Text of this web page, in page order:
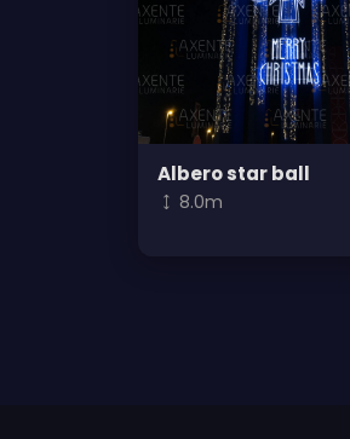
Albero star ball
8.0m